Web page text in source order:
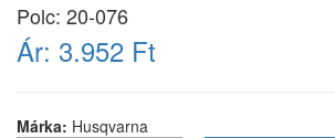
Polc: 20-076
Ár: 3.952 Ft
Márka: Husqvarna